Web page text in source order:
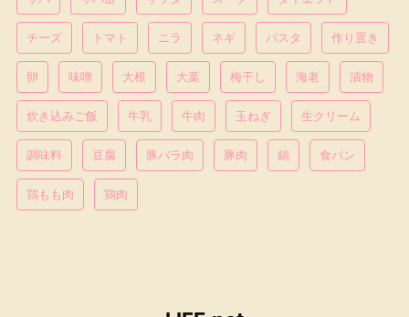
チーズ トマト ニラ ネギ パスタ 作り置き
卵 味噌 大根 大葉 梅干し 海老 漬物
炊き込みご飯 牛乳 牛肉 玉ねぎ 生クリーム
調味料 豆腐 豚バラ肉 豚肉 鍋 食パン
鶏もも肉 鶏肉